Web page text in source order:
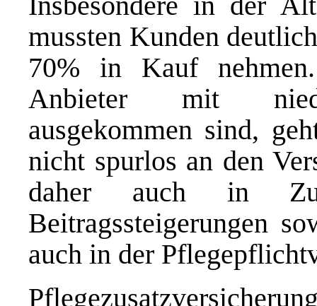
mussten Kunden
70% in Kauf
Anbieter mit
ausgekommen sind,
nicht spurlos an den
daher auch in
Beitragssteigerungen
auch in der